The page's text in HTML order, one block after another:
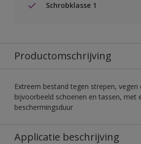
Schrobklasse 1
Productomschrijving
Extreem bestand tegen strepen, vegen
bijvoorbeeld schoenen en tassen, met
beschermingsduur
Applicatie beschrijving